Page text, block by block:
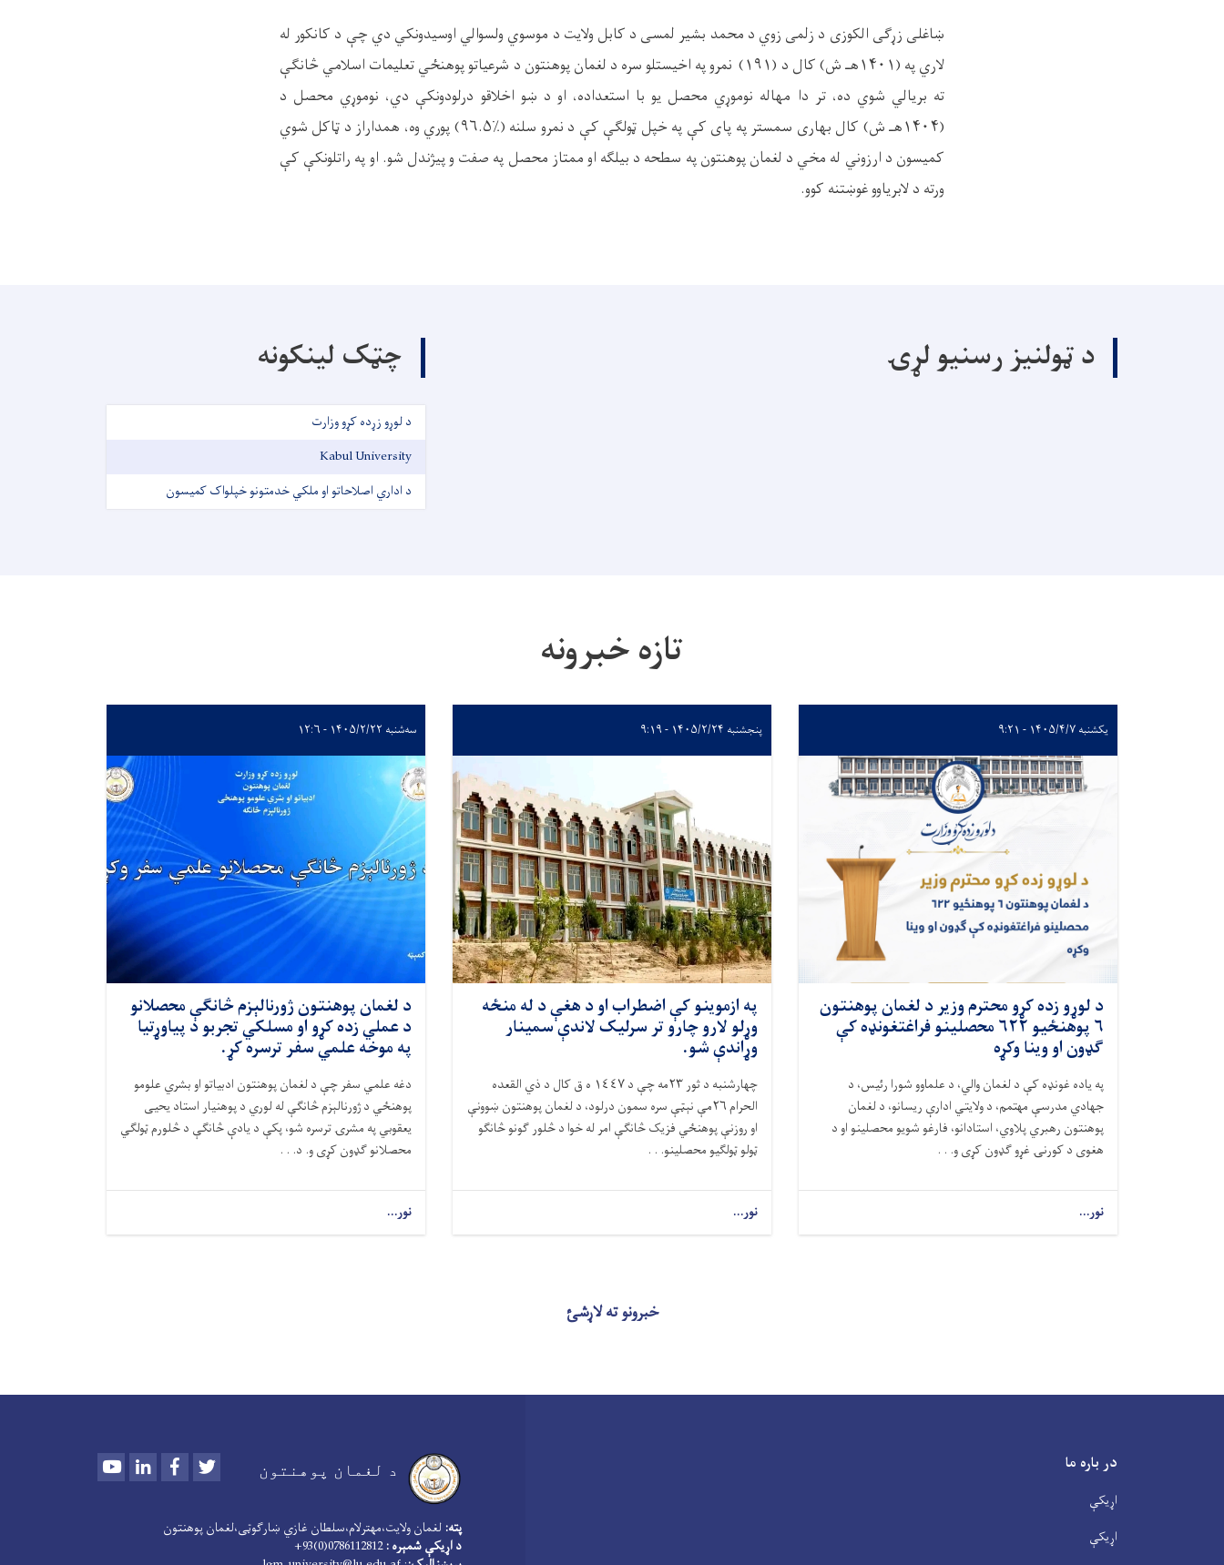
ښاغلی زړګی الکوزی د زلمی زوي د محمد بشیر لمسی د کابل ولایت د موسوي ولسوالي اوسیدونکي دي چې د کانکور له
لاري په (۱۴۰۱هـ ش) کال د (۱۹۱) نمرو په اخیستلو سره د لغمان پوهنتون د شرعیاتو پوهنځي تعلیمات اسلامي څانګې
ته بریالي شوي ده، تر دا مهاله نوموړي محصل یو با استعداده، او د ښو اخلاقو درلودونکې دي، نوموړي محصل د
(۱۴۰۴هـ ش) کال بهاری سمستر په پای کې په خپل ټولګې کې د نمرو سلنه (٪۹۶.۵) پوري وه، همداراز د ټاکل شوي
کمیسون د ارزوني له مخي د لغمان پوهنتون په سطحه د بیلګه او ممتاز محصل په صفت و پیژندل شو. او په راتلونکې کې
ورته د لابریاوو غوښتنه کوو.
د ټولنیز رسنیو لړۍ چټک لینکونه
د لوړو زړده کړو وزارت
Kabul University
د اداري اصلاحاتو او ملکي خدمتونو خپلواک کمیسون
تازه خبرونه
یکشنبه ۱۴۰۵/۴/۷ - ۹:۲۱
د لوړو زده کړو محترم وزیر د لغمان پوهنتون
۶ پوهنځيو ۶۲۲ محصلینو فراغتغونډه کې
ګډون او وینا وکړه
په یاده غونډه کې د لغمان والي، د علماوو شورا رئيس، د
جهادي مدرسې مهتمم، د ولایتي ادارې ریسانو، د لغمان
پوهنتون رهبري پلاوي، استادانو، فارغو شویو محصلینو او د
هغوی د کورنۍ غړو ګډون کړی و. . .
نور...
پنجشنبه ۱۴۰۵/۲/۲۴ - ۹:۱۹
په ازموینو کې اضطراب او د هغې د له منځه
وړلو لارو چارو تر سرلیک لاندې سمینار
وړاندې شو.
چهارشنبه د ثور ۲۳
مه چې د ١٤٤٧ ه ق کال د ذي القعده
الحرام ٢٦مې نېټې سره سمون درلود، د لغمان پوهنتون ښوونې
او روزنې پوهنځي فزیک څانګې امر له خوا د څلور ګونو څانګو
ټولو ټولګیو محصلینو. . .
نور...
سه‌شنبه ۱۴۰۵/۲/۲۲ - ۱۲:۶
د لغمان پوهنتون ژورنالېزم څانګې محصلانو
د عملي زده کړو او مسلکي تجربو د پیاوړتیا
په موخه علمي سفر ترسره کړ.
دغه علمي سفر چې د لغمان پوهنتون ادبیاتو او بشري علومو
پوهنځي د ژورنالېزم څانګې له لوري د پوهنیار استاد یحیی
یعقوبي په مشرۍ ترسره شو، پکې د یادې څانګې د څلورم ټولګي
محصلانو ګډون کړی و. د. . .
نور...
خبرونو ته لاړشئ
در باره ما
اړیکې
اړیکې
د لغمان پوهنتون YoutubeLinkedInFacebook
پته: لغمان ولایت،مهترلام،سلطان غازي ښارګوټی،لغمان پوهنتون
د اړیکې شمېره :0786112812(0)93+